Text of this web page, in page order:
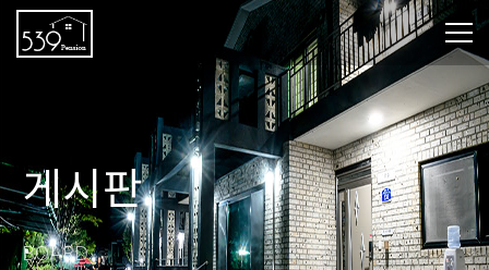
게시판
BOARD